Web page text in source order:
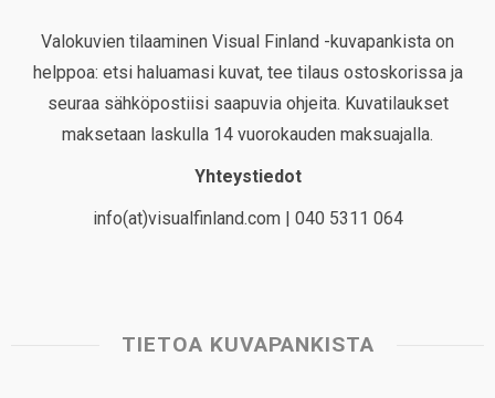
Valokuvien tilaaminen Visual Finland -kuvapankista on
helppoa: etsi haluamasi kuvat, tee tilaus ostoskorissa ja
seuraa sähköpostiisi saapuvia ohjeita. Kuvatilaukset
maksetaan laskulla 14 vuorokauden maksuajalla.
Yhteystiedot
info(at)visualfinland.com | 040 5311 064
TIETOA KUVAPANKISTA